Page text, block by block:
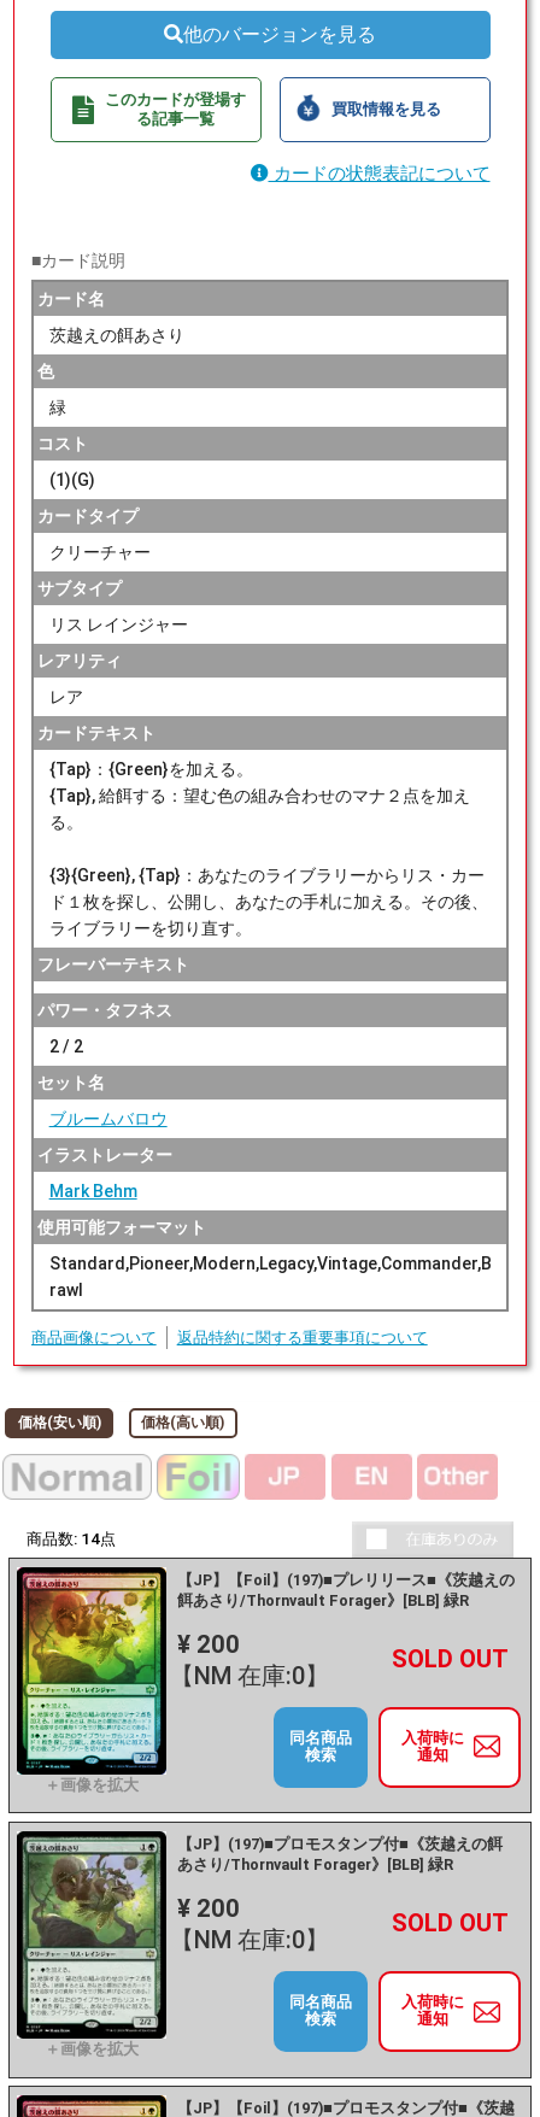
他のバージョンを見る
このカードが登場す
る記事一覧
買取情報を見る
カードの状態表記について
■カード説明
カード名
茨越えの餌あさり
色
緑
コスト
(1)(G)
カードタイプ
クリーチャー
サブタイプ
リス レインジャー
レアリティ
レア
カードテキスト
{Tap}：{Green}を加える。
{Tap}, 給餌する：望む色の組み合わせのマナ２点を加え
る。
{3}{Green}, {Tap}：あなたのライブラリーからリス・カー
ド１枚を探し、公開し、あなたの手札に加える。その後、
ライブラリーを切り直す。
フレーバーテキスト
パワー・タフネス
2 / 2
セット名
ブルームバロウ
イラストレーター
Mark Behm
使用可能フォーマット
Standard,Pioneer,Modern,Legacy,Vintage,Commander,B
rawl
商品画像について 返品特約に関する重要事項について
価格(安い順) 価格(高い順)
商品数: 14点
【JP】【Foil】(197)■プレリリース■《茨越えの
餌あさり/Thornvault Forager》[BLB] 緑R
¥ 200
【NM 在庫:0】
－ +
入荷時に
通知
同名商品
検索
【JP】(197)■プロモスタンプ付■《茨越えの餌
あさり/Thornvault Forager》[BLB] 緑R
¥ 200
【NM 在庫:0】
－ +
入荷時に
通知
同名商品
検索
【JP】【Foil】(197)■プロモスタンプ付■《茨越